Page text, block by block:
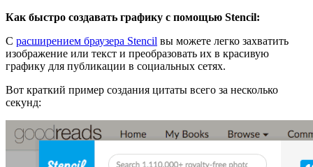
Как быстро создавать графику с помощью Stencil:
С расширением браузера Stencil вы можете легко захватить
изображение или текст и преобразовать их в красивую
графику для публикации в социальных сетях.
Вот краткий пример создания цитаты всего за несколько
секунд: